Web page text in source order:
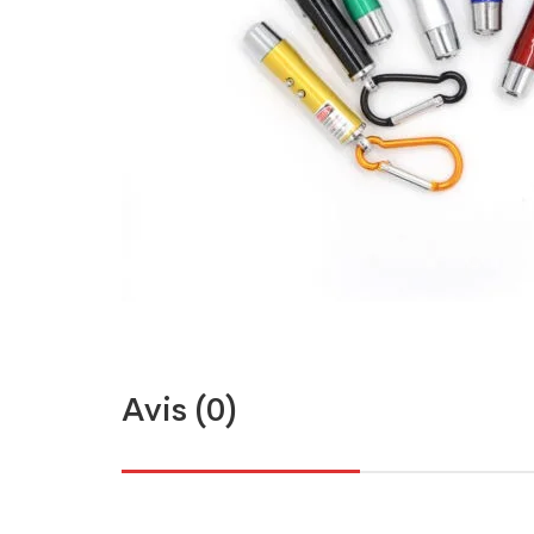
Avis (0)